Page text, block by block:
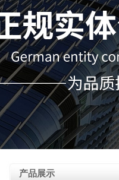
产品展示